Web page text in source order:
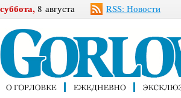
суббота, 8 августа RSS: Новости